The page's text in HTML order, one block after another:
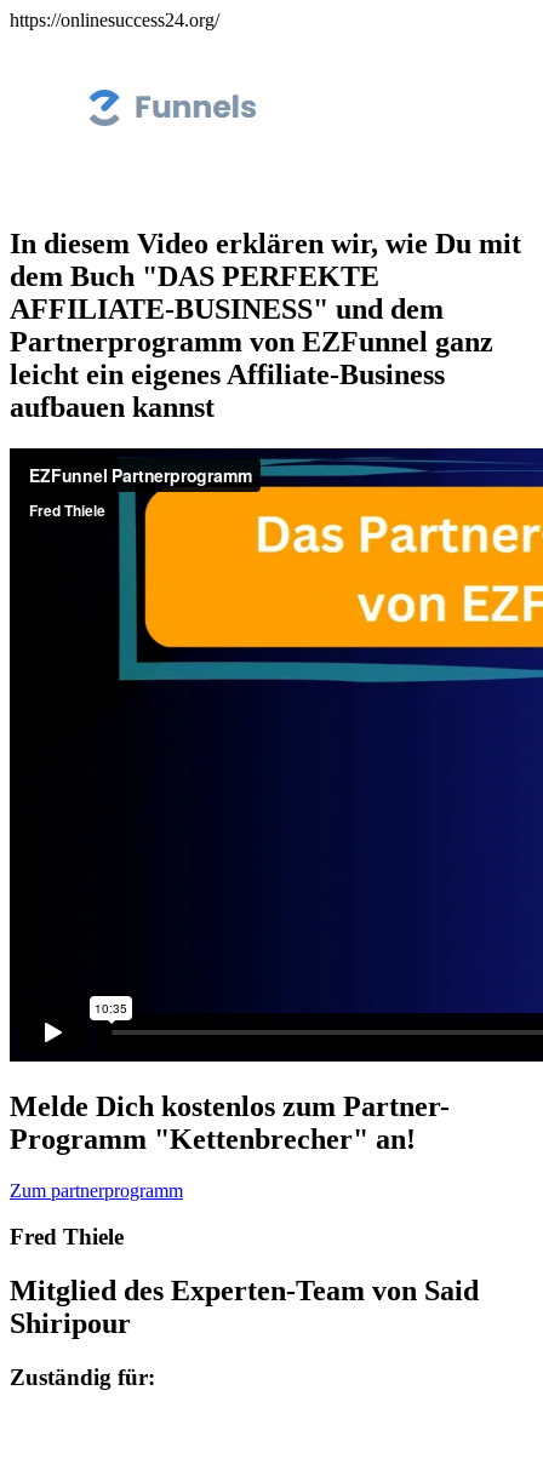
https://onlinesuccess24.org/
In diesem Video erklären wir, wie Du mit
dem Buch "DAS PERFEKTE
AFFILIATE-BUSINESS" und dem
Partnerprogramm von EZFunnel ganz
leicht ein eigenes Affiliate-Business
aufbauen kannst
Melde Dich kostenlos zum Partner-
Programm "Kettenbrecher" an!
Zum partnerprogramm
Fred Thiele
Mitglied des Experten-Team von Said
Shiripour
Zuständig für: